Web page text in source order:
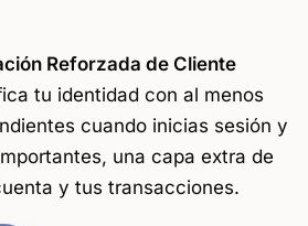
Reforzada de Cliente
tu identidad con al menos
cuando inicias sesión y
una capa extra de
y tus transacciones.